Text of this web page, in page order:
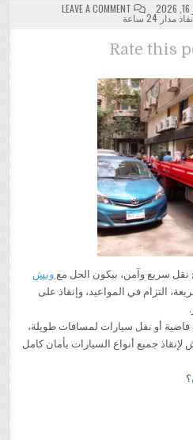
LEAVE A COMMENT
ON
خدمات
مدار 24 ساعة
Rate this
سريع وآمن، بيكون الحل مع ونش
التزام في المواعيد، وإنقاذ على
أو نقل سيارات لمسافات طويلة،
لإنقاذ جميع أنواع السيارات بأمان كامل
؟